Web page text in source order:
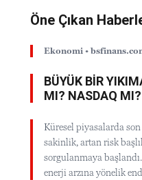
Öne Çıkan
Ekonomi •
BÜYÜK BİR
MI? NASDAQ MI?
Küresel piyasalarda
sakinlik, artan risk
sorgulanmaya
enerji arzına yönelik